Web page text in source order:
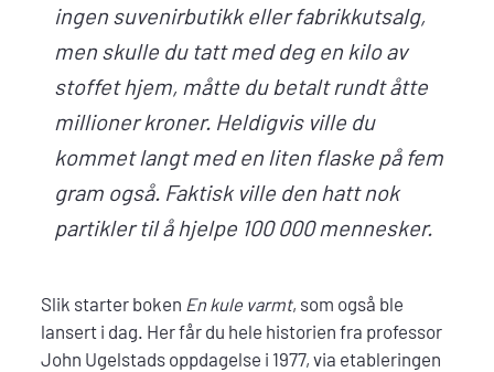
ingen suvenirbutikk eller fabrikkutsalg,
men skulle du tatt med deg en kilo av
stoffet hjem, måtte du betalt rundt åtte
millioner kroner. Heldigvis ville du
kommet langt med en liten flaske på fem
gram også. Faktisk ville den hatt nok
partikler til å hjelpe 100 000 mennesker.
Slik starter boken En kule varmt, som også ble
lansert i dag. Her får du hele historien fra professor
John Ugelstads oppdagelse i 1977, via etableringen